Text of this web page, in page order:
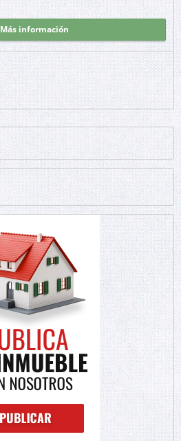
Más información